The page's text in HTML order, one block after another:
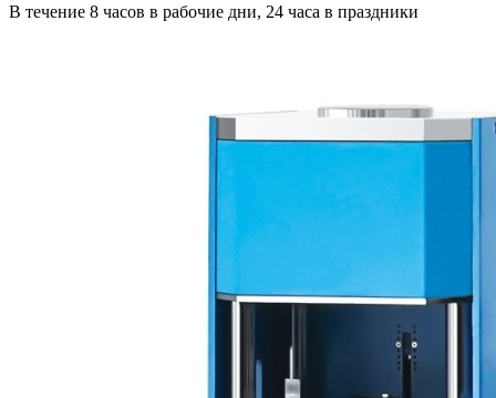
В течение 8 часов в рабочие дни, 24 часа в праздники